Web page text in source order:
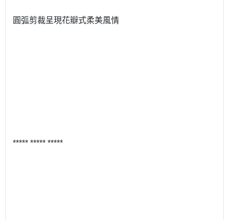
圓弧剪裁呈現花瓣式柔美風情
***** ***** *****